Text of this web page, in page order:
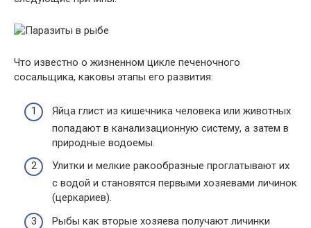
Что известно о жизненном цикле печеночного
сосальщика, каковы этапы его развития:
Яйца глист из кишечника человека или животных
попадают в канализационную систему, а затем в
природные водоемы.
Улитки и мелкие ракообразные проглатывают их
с водой и становятся первыми хозяевами личинок
(церкариев).
Рыбы как вторые хозяева получают личинки